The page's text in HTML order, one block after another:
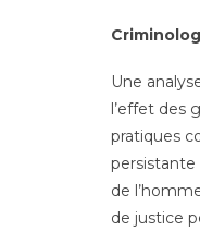
Une
l’effet des
pratiques
persistante
de
de justice